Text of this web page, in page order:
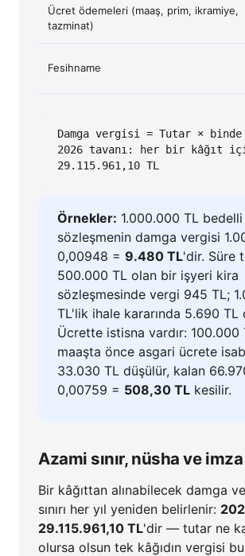
Ücret ödemeleri (maaş, prim, ikramiye,
tazminat)
Fesihname
Damga vergisi = Tutar ×
2026 tavanı: her bir kâğıt
29.115.961,10 TL
Örnekler: 1.000.000 TL
sözleşmenin damga vergisi
0,00948 = 9.480 TL'dir. Süre
500.000 TL olan bir işyeri kira
sözleşmesinde vergi 945 TL;
TL'lik ihale kararında 5.690 TL
Ücrette istisna vardır: 100.000
maaşta önce asgari ücrete
33.030 TL düşülür, kalan
0,00759 = 508,30 TL kesilir.
Azami sınır, nüsha ve
Bir kâğıttan alınabilecek damga
sınırı her yıl yeniden belirlenir:
29.115.961,10 TL'dir — tutar ne
olursa olsun tek kâğıdın vergisi